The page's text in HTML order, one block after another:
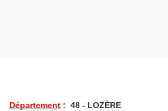
Département : 48 - LOZÈRE